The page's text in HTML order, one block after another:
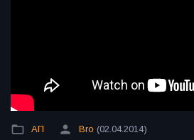
АП Bro (02.04.2014)